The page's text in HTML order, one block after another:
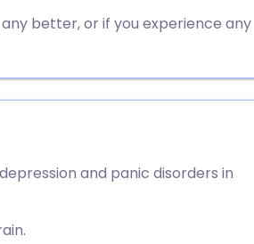
better, or if you experience any
and panic disorders in